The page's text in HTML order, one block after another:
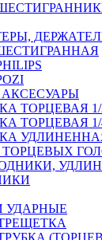
ТОРЦЕВАЯ 1/
ТОРЦЕВАЯ 1/
ТОРЦЕВЫХ
УДАРНЫЕ